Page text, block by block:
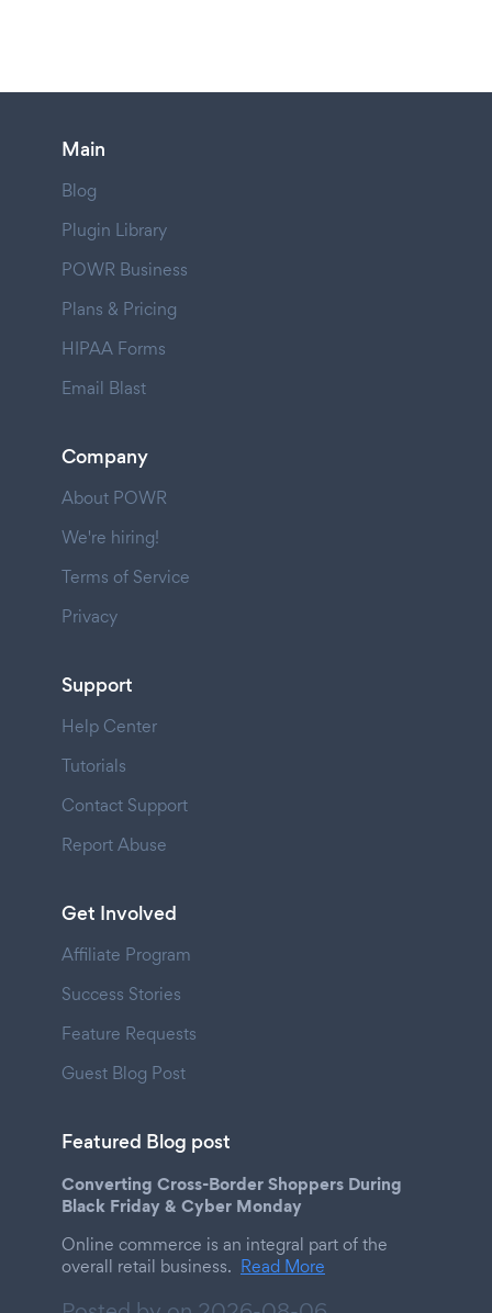
Main
Blog
Plugin Library
POWR Business
Plans & Pricing
HIPAA Forms
Email Blast
Company
About POWR
We're hiring!
Terms of Service
Privacy
Support
Help Center
Tutorials
Contact Support
Report Abuse
Get Involved
Affiliate Program
Success Stories
Feature Requests
Guest Blog Post
Featured Blog post
Converting Cross-Border Shoppers During
Black Friday & Cyber Monday
Online commerce is an integral part of the
overall retail business. Read More